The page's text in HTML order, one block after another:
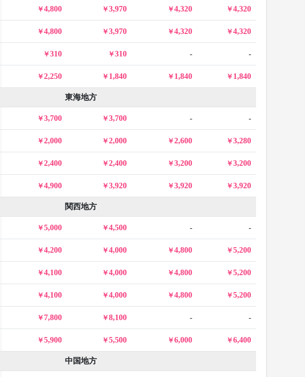
4,800 3,970 4,320 4,320
4,800 3,970 4,320 4,320
310 310 - -
2,250 1,840 1,840 1,840
東海地方
3,700 3,700 - -
2,000 2,000 2,600 3,280
2,400 2,400 3,200 3,200
4,900 3,920 3,920 3,920
関西地方
5,000 4,500 - -
4,200 4,000 4,800 5,200
4,100 4,000 4,800 5,200
4,100 4,000 4,800 5,200
7,800 8,100 - -
5,900 5,500 6,000 6,400
中国地方